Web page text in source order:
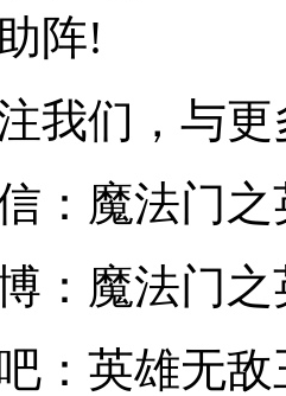
阵!
们，与更
魔法门之
魔法门之
英雄无敌